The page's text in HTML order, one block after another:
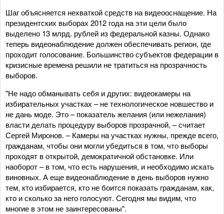
Шаг объясняется нехваткой средств на видеооснащение. На
президентских выборах 2012 года на эти цели было
выделено 13 млрд. рублей из федеральной казны. Однако
теперь видеонаблюдение должен обеспечивать регион, где
проходит голосование. Большинство субъектов федерации в
кризисные времена решили не тратиться на прозрачность
выборов.
"Не надо обманывать себя и других: видеокамеры на
избирательных участках – не технологическое новшество и
не дань моде. Это – показатель желания (или нежелания)
власти делать процедуру выборов прозрачной, – считает
Сергей Миронов. – Камеры на участках нужны, прежде всего,
гражданам, чтобы они могли убедиться в том, что выборы
проходят в открытой, демократичной обстановке. Или
наоборот – в том, что есть нарушения, и необходимо искать
виновных. А еще видеонаблюдение в день выборов нужно
тем, кто избирается, кто не боится показать гражданам, как,
кто и сколько за него голосуют. Сегодня мы видим, что
многие в этом не заинтересованы".